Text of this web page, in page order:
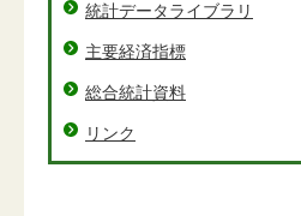
統計データライブラリ
主要経済指標
総合統計資料
リンク